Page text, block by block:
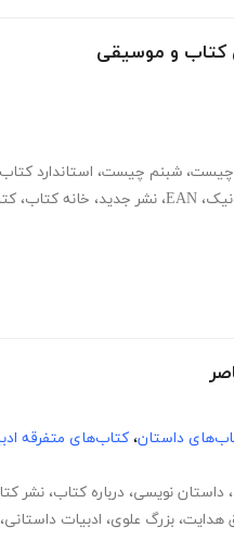
کتاب و موسیقی
چیست، شبنم چیست، استاندارد کتاب
، EAN، نشر جدید، خانه کتاب،
داستان، کتاب‌های متفرقه
، داستان نویسی، درباره کتاب، نشر
هدایت، بزرگ علوی، ادبیات داستانی،